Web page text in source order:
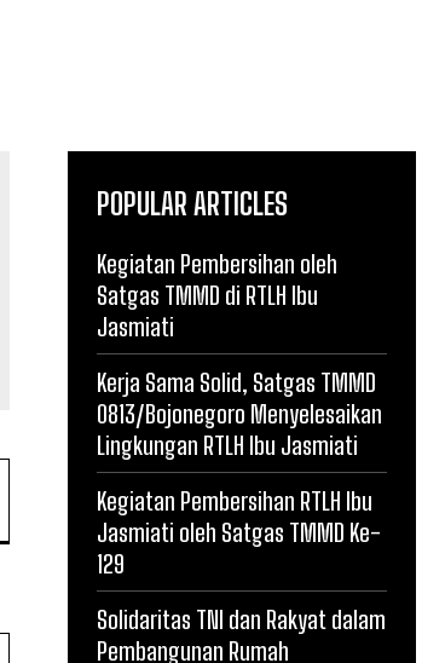
POPULAR ARTICLES
Kegiatan Pembersihan oleh
Satgas TMMD di RTLH Ibu
Jasmiati
Kerja Sama Solid, Satgas TMMD
0813/Bojonegoro Menyelesaikan
Lingkungan RTLH Ibu Jasmiati
Kegiatan Pembersihan RTLH Ibu
Jasmiati oleh Satgas TMMD Ke-
129
Solidaritas TNI dan Rakyat dalam
Pembangunan Rumah